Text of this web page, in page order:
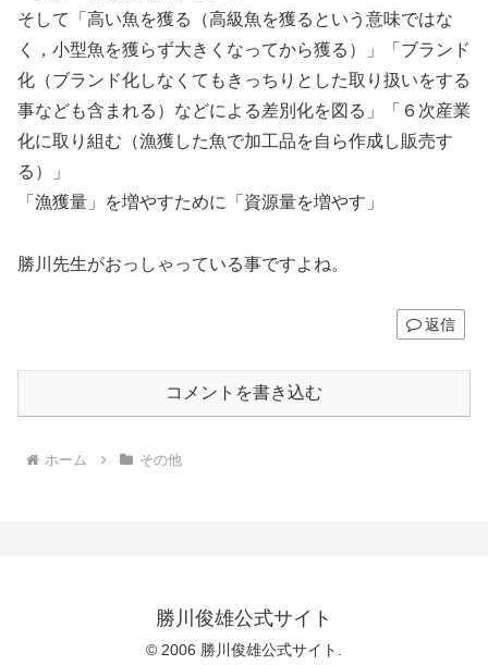
そして「高い魚を獲る（高級魚を獲るという意味ではな
く，小型魚を獲らず大きくなってから獲る）」「ブランド
化（ブランド化しなくてもきっちりとした取り扱いをする
事なども含まれる）などによる差別化を図る」「６次産業
化に取り組む（漁獲した魚で加工品を自ら作成し販売す
る）」
「漁獲量」を増やすために「資源量を増やす」
勝川先生がおっしゃっている事ですよね。
返信
コメントを書き込む
ホーム その他
勝川俊雄公式サイト
© 2006 勝川俊雄公式サイト.